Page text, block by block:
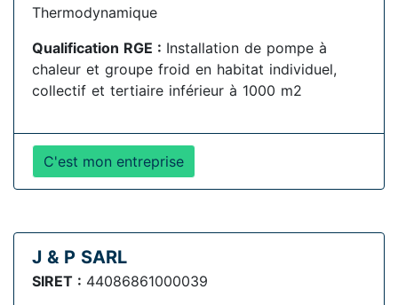
Thermodynamique
Qualification RGE : Installation de pompe à
chaleur et groupe froid en habitat individuel,
collectif et tertiaire inférieur à 1000 m2
C'est mon entreprise
J & P SARL
SIRET : 44086861000039